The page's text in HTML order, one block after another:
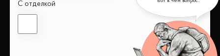
С отделкой